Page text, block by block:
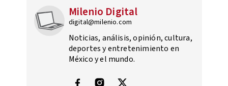
Milenio Digital
digital@milenio.com
Noticias, análisis, opinión, cultura,
deportes y entretenimiento en
México y el mundo.